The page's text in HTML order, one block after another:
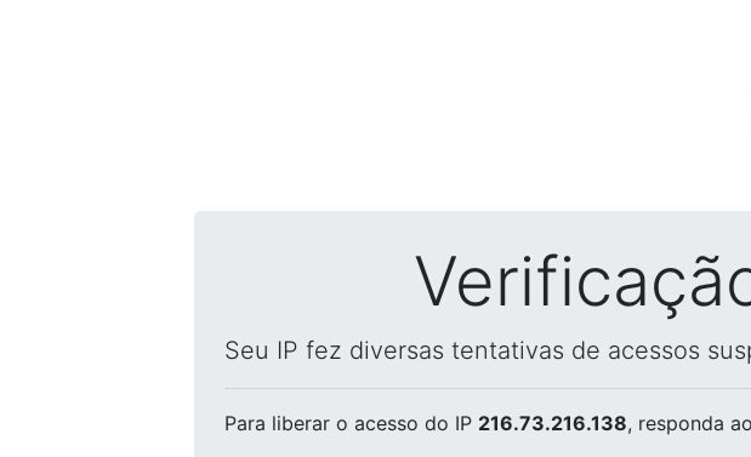
Seu IP fez diversas tentativas de acessos
Para liberar o acesso do IP 216.73.216.138, responda